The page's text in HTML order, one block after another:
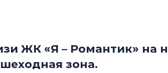
ЖК «Я – Романтик» на
зона.